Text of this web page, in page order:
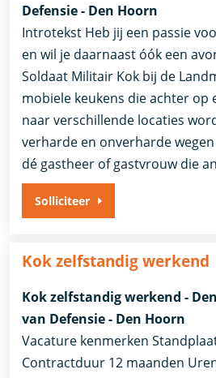
Defensie - Den Hoorn
Introtekst Heb jij een passie
en wil je daarnaast óók een
Soldaat Militair Kok bij de
mobiele keukens die achter op
naar verschillende locaties
verharde en onverharde
dé gastheer of gastvrouw die
Solliciteer
Kok zelfstandig werkend
Kok zelfstandig werkend -
van Defensie - Den Hoorn
Vacature kenmerken
Contractduur 12 maanden